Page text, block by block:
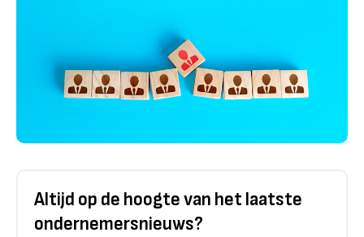
Altijd op de hoogte van het laatste
ondernemersnieuws?